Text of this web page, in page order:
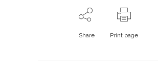
Share Print page